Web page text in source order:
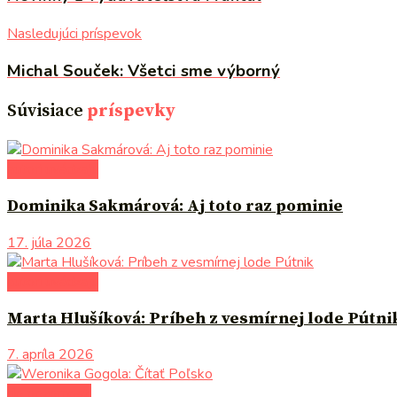
Nasledujúci príspevok
Michal Souček: Všetci sme výborný
Súvisiace príspevky
Dominika Sakmárová: Aj toto raz pominie
17. júla 2026
Marta Hlušíková: Príbeh z vesmírnej lode
7. apríla 2026